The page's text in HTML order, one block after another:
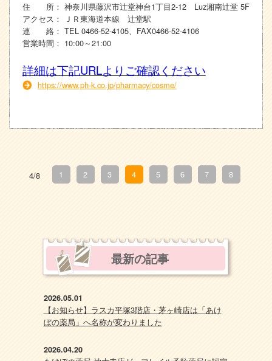
住 所： 神奈川県藤沢市辻堂神台1丁目2-12 Luz湘南辻堂 5F
アクセス： ＪＲ東海道本線 辻堂駅
連 絡： TEL 0466-52-4105、FAX0466-52-4106
営業時間： 10:00～21:00
詳細は下記URLよりご確認ください
https://www.ph-k.co.jp/pharmacy/cosme/
4/8 1 2 3 4 5 6 7 8
最新の記事
2026.05.01
【お知らせ】ラスカ平塚3階店・茅ヶ崎店は「あけ
ぼの薬局」へ名称が変わりました
2026.04.20